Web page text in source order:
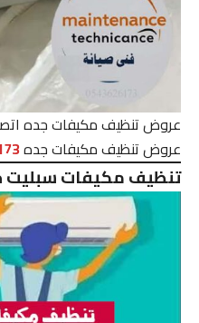
عروض تنظيف مكيفات جده اتصل على
عروض تنظيف مكيفات جده
تنظيف مكيفات سبليت